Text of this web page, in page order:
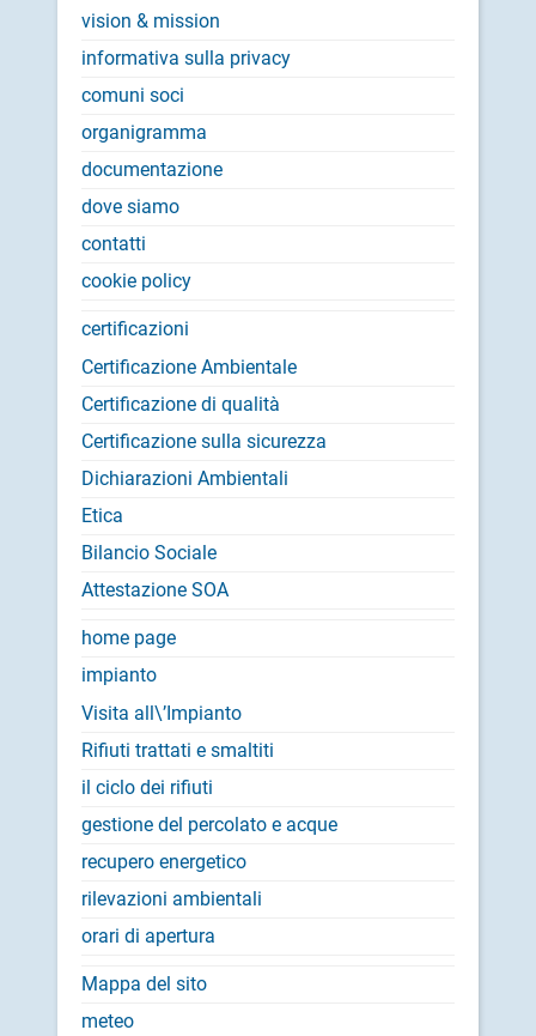
vision & mission
informativa sulla privacy
comuni soci
organigramma
documentazione
dove siamo
contatti
cookie policy
certificazioni
Certificazione Ambientale
Certificazione di qualità
Certificazione sulla sicurezza
Dichiarazioni Ambientali
Etica
Bilancio Sociale
Attestazione SOA
home page
impianto
Visita all\’Impianto
Rifiuti trattati e smaltiti
il ciclo dei rifiuti
gestione del percolato e acque
recupero energetico
rilevazioni ambientali
orari di apertura
Mappa del sito
meteo